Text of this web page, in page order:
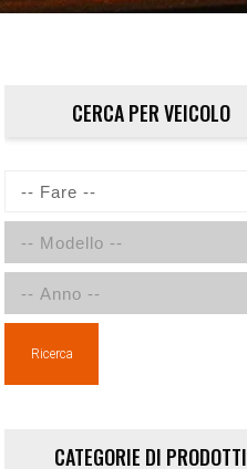
CERCA PER VEICOLO
Ricerca
CATEGORIE DI PRODOTTI